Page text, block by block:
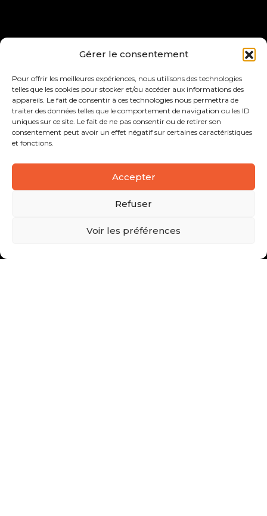
Gérer le consentement
Pour offrir les meilleures expériences, nous utilisons des technologies
telles que les cookies pour stocker et/ou accéder aux informations des
appareils. Le fait de consentir à ces technologies nous permettra de
traiter des données telles que le comportement de navigation ou les ID
uniques sur ce site. Le fait de ne pas consentir ou de retirer son
consentement peut avoir un effet négatif sur certaines caractéristiques
et fonctions.
Accepter
Refuser
Voir les préférences